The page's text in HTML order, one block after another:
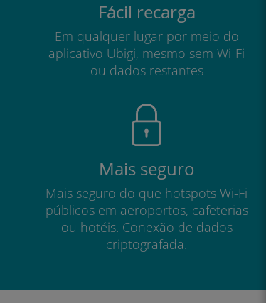
Fácil recarga
Em qualquer lugar por meio do
aplicativo Ubigi, mesmo sem Wi-Fi
ou dados restantes
Mais seguro
Mais seguro do que hotspots Wi-Fi
públicos em aeroportos, cafeterias
ou hotéis. Conexão de dados
criptografada.